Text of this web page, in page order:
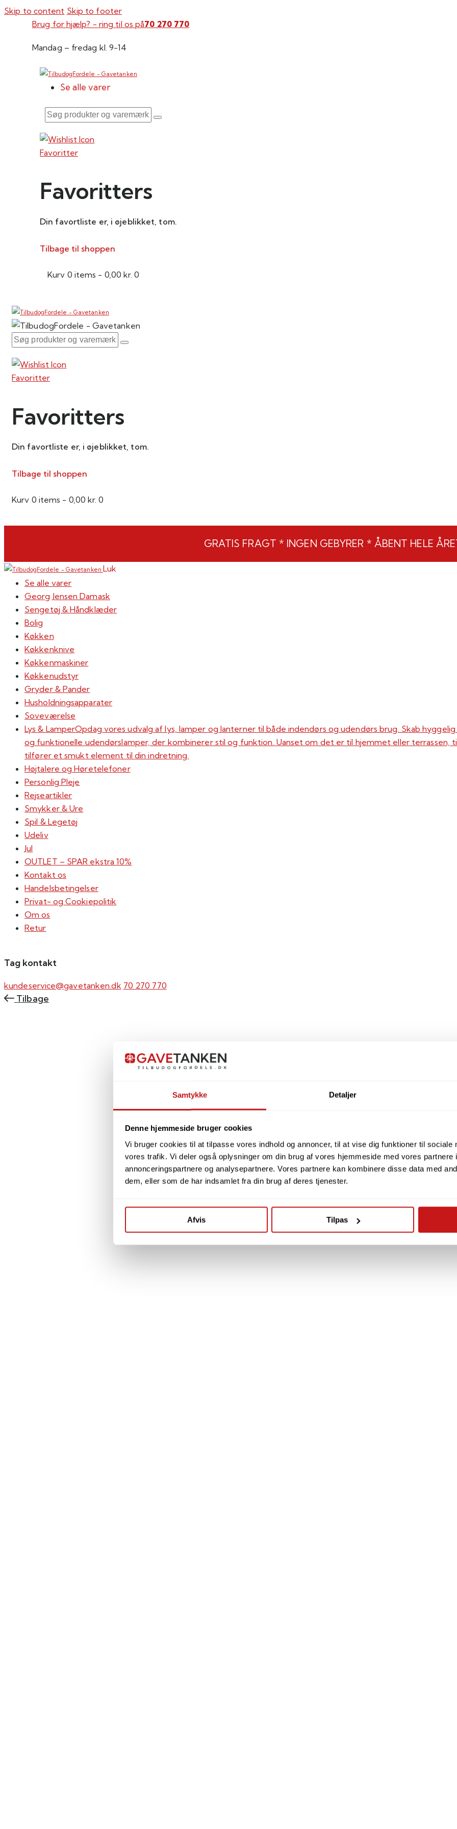
Samtykke Detaljer
Denne hjemmeside bruger cookies
Vi bruger cookies til at tilpasse vores indhold og annoncer, til at vise dig funktioner til sociale
vores trafik. Vi deler også oplysninger om din brug af vores hjemmeside med vores partnere
annonceringspartnere og analysepartnere. Vores partnere kan kombinere disse data med
dem, eller som de har indsamlet fra din brug af deres tjenester.
Afvis Tilpas
Skip to content Skip to footer
Brug for hjælp? - ring til os på70 270 770
Mandag – fredag kl. 9-14
Se alle varer
Søg
og
varemærker
Favoritter
Favoritters
Din favortliste er, i øjeblikket, tom.
Tilbage til shoppen
Kurv 0 items - 0,00 kr. 0
Favoritter
Favoritters
Din favortliste er, i øjeblikket, tom.
Tilbage til shoppen
Kurv 0 items - 0,00 kr. 0
GRATIS FRAGT * INGEN GEBYRER * ÅBENT HELE
Luk
Se alle varer
Georg Jensen Damask
Sengetøj & Håndklæder
Bolig
Køkken
Køkkenknive
Køkkenmaskiner
Køkkenudstyr
Gryder & Pander
Husholdningsapparater
Soveværelse
Lys & LamperOpdag vores udvalg af lys, lamper og lanterner til både indendørs og udendørs brug. Skab
og funktionelle udendørslamper, der kombinerer stil og funktion. Uanset om det er til hjemmet eller terrassen,
tilfører et smukt element til din indretning.
Højtalere og Høretelefoner
Personlig Pleje
Rejseartikler
Smykker & Ure
Spil & Legetøj
Udeliv
Jul
OUTLET – SPAR ekstra 10%
Kontakt os
Handelsbetingelser
Privat- og Cookiepolitik
Om os
Retur
Tag kontakt
kundeservice@gavetanken.dk 70 270 770
Tilbage